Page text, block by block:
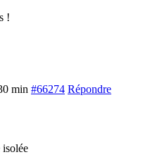
!
min #66274 Répondre
isolée